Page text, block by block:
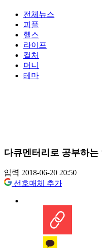
전체뉴스
피플
헬스
라이프
컬처
머니
테마
다큐멘터리로 공부하
입력 2018-06-20 20:50
선호매체 추가